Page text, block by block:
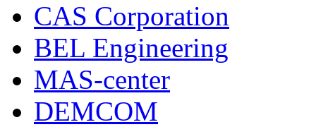
CAS Corporation
BEL Engineering
MAS-center
DEMCOM